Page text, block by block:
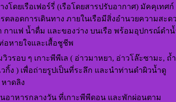
งโดยเรือเฟอร์รี่ (เรือโดยสารปรับอากาศ) มัคคุเทศก์
ตลอดการเดินทาง ภายในเรือมีสิ่งอำนวยความสะด
กาแฟ น้ำดื่ม และของว่าง บนเรือ พร้อมอุปกรณ์ดำน้
อหายใจและเสื้อชูชีพ
วรอบ ๆ เกาะพีพีเล ( อ่าวมาหยา, อ่าวโล๊ะซามะ, ถ้ำ
วกิ้ง ) เพื่อถ่ายรูปเป็นที่ระลึก และนำท่านดำผิวน้ำดู
าดลิง
อาหารกลางวัน ที่เกาะพีพีดอน และพักผ่อนตาม